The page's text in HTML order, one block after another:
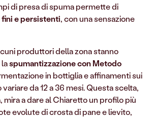
di presa di spuma permette di
e persistenti, con una sensazione
produttori della zona stanno
spumantizzazione con Metodo
in bottiglia e affinamenti sui
da 12 a 36 mesi. Questa scelta,
a dare al Chiaretto un profilo più
evolute di crosta di pane e lievito,